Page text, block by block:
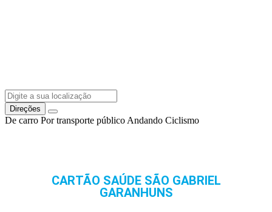
Direções
De carro Por transporte público Andando Ciclismo
CARTÃO SAÚDE SÃO GABRIEL
GARANHUNS